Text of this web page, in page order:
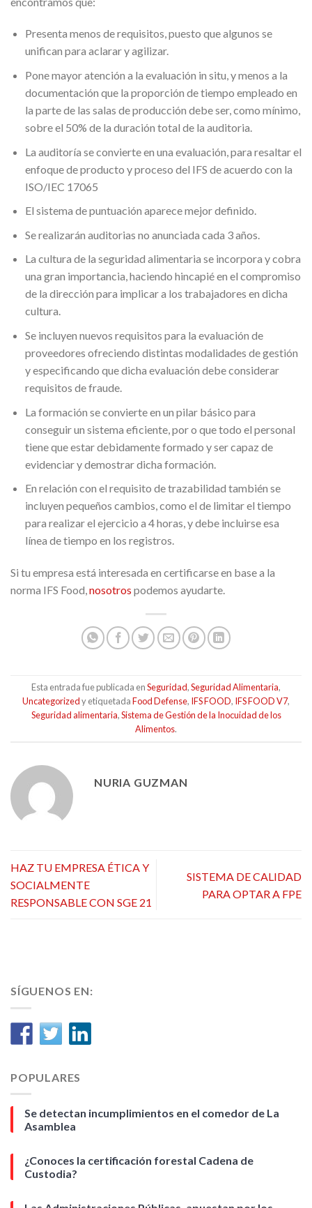
Presenta menos de requisitos, puesto que algunos se
unifican para aclarar y agilizar.
Pone mayor atención a la evaluación in situ, y menos a la
documentación que la proporción de tiempo empleado en
la parte de las salas de producción debe ser, como mínimo,
sobre el 50% de la duración total de la auditoria.
La auditoría se convierte en una evaluación, para resaltar el
enfoque de producto y proceso del IFS de acuerdo con la
ISO/IEC 17065
El sistema de puntuación aparece mejor definido.
Se realizarán auditorias no anunciada cada 3 años.
La cultura de la seguridad alimentaria se incorpora y cobra
una gran importancia, haciendo hincapié en el compromiso
de la dirección para implicar a los trabajadores en dicha
cultura.
Se incluyen nuevos requisitos para la evaluación de
proveedores ofreciendo distintas modalidades de gestión
y especificando que dicha evaluación debe considerar
requisitos de fraude.
La formación se convierte en un pilar básico para
conseguir un sistema eficiente, por o que todo el personal
tiene que estar debidamente formado y ser capaz de
evidenciar y demostrar dicha formación.
En relación con el requisito de trazabilidad también se
incluyen pequeños cambios, como el de limitar el tiempo
para realizar el ejercicio a 4 horas, y debe incluirse esa
línea de tiempo en los registros.
Si tu empresa está interesada en certificarse en base a la
norma IFS Food,nosotros podemos ayudarte.
Esta entrada fue publicada enSeguridad,Seguridad Alimentaria,
Uncategorizedy etiquetadaFood Defense, IFS FOOD, IFS FOOD V7,
Seguridad alimentaria,Sistema de Gestión de la Inocuidad de los
Alimentos.
NURIA GUZMAN
HAZ TU EMPRESA ÉTICA Y
SOCIALMENTE
RESPONSABLE CON SGE 21
SISTEMA DE CALIDAD
PARA OPTAR A FPE
SÍGUENOS EN:
POPULARES
Se detectan incumplimientos en el comedor de La
Asamblea
¿Conoces la certificación forestal Cadena de
Custodia?